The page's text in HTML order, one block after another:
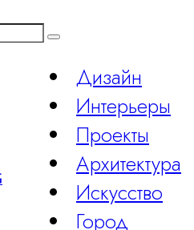
Дизайн
Интерьеры
Проекты
Архитектура
Искусство
Город